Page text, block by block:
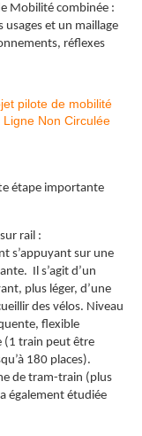
Mobilité combinée :
usages et un maillage
réflexes
étape importante
rail :
s’appuyant sur une
Il s’agit d’un
plus léger, d’une
des vélos. Niveau
flexible
(1 train peut être
180 places).
de tram-train (plus
également étudiée